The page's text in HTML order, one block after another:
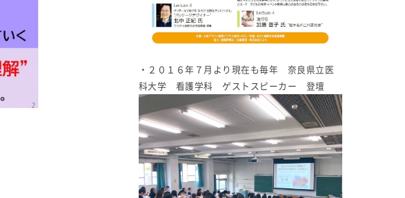
・２０１６年７月より現在も毎年 奈良県立医
科大学 看護学科 ゲストスピーカー 登壇